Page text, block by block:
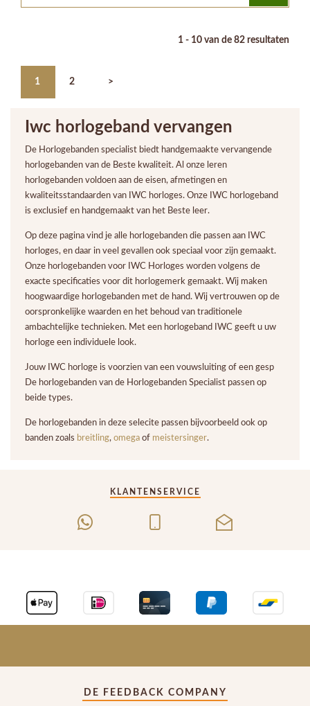
1 - 10 van de 82 resultaten
1 2 >
Iwc horlogeband vervangen
De Horlogebanden specialist biedt handgemaakte vervangende
horlogebanden van de Beste kwaliteit. Al onze leren
horlogebanden voldoen aan de eisen, afmetingen en
kwaliteitsstandaarden van IWC horloges. Onze IWC horlogeband
is exclusief en handgemaakt van het Beste leer.
Op deze pagina vind je alle horlogebanden die passen aan IWC
horloges, en daar in veel gevallen ook speciaal voor zijn gemaakt.
Onze horlogebanden voor IWC Horloges worden volgens de
exacte specificaties voor dit horlogemerk gemaakt. Wij maken
hoogwaardige horlogebanden met de hand. Wij vertrouwen op de
oorspronkelijke waarden en het behoud van traditionele
ambachtelijke technieken. Met een horlogeband IWC geeft u uw
horloge een individuele look.
Jouw IWC horloge is voorzien van een vouwsluiting of een gesp
De horlogebanden van de Horlogebanden Specialist passen op
beide types.
De horlogebanden in deze selecite passen bijvoorbeeld ook op
banden zoals breitling, omega of meistersinger.
KLANTENSERVICE
DE FEEDBACK COMPANY